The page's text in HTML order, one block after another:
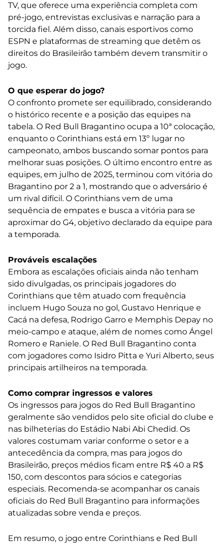
TV, que oferece uma experiência completa com
pré-jogo, entrevistas exclusivas e narração para a
torcida fiel. Além disso, canais esportivos como
ESPN e plataformas de streaming que detêm os
direitos do Brasileirão também devem transmitir o
jogo.
O que esperar do jogo?
O confronto promete ser equilibrado, considerando
o histórico recente e a posição das equipes na
tabela. O Red Bull Bragantino ocupa a 10ª colocação,
enquanto o Corinthians está em 13º lugar no
campeonato, ambos buscando somar pontos para
melhorar suas posições. O último encontro entre as
equipes, em julho de 2025, terminou com vitória do
Bragantino por 2 a 1, mostrando que o adversário é
um rival difícil. O Corinthians vem de uma
sequência de empates e busca a vitória para se
aproximar do G4, objetivo declarado da equipe para
a temporada.
Prováveis escalações
Embora as escalações oficiais ainda não tenham
sido divulgadas, os principais jogadores do
Corinthians que têm atuado com frequência
incluem Hugo Souza no gol, Gustavo Henrique e
Cacá na defesa, Rodrigo Garro e Memphis Depay no
meio-campo e ataque, além de nomes como Ángel
Romero e Raniele. O Red Bull Bragantino conta
com jogadores como Isidro Pitta e Yuri Alberto, seus
principais artilheiros na temporada.
Como comprar ingressos e valores
Os ingressos para jogos do Red Bull Bragantino
geralmente são vendidos pelo site oficial do clube e
nas bilheterias do Estádio Nabi Abi Chedid. Os
valores costumam variar conforme o setor e a
antecedência da compra, mas para jogos do
Brasileirão, preços médios ficam entre R$ 40 a R$
150, com descontos para sócios e categorias
especiais. Recomenda-se acompanhar os canais
oficiais do Red Bull Bragantino para informações
atualizadas sobre venda e preços.
Em resumo, o jogo entre Corinthians e Red Bull